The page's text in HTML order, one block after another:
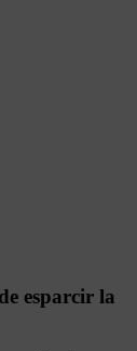
esparcir la